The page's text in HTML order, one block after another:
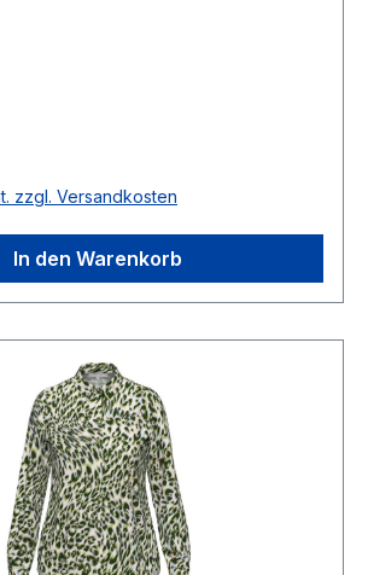
zzgl. Versandkosten
In den Warenkorb